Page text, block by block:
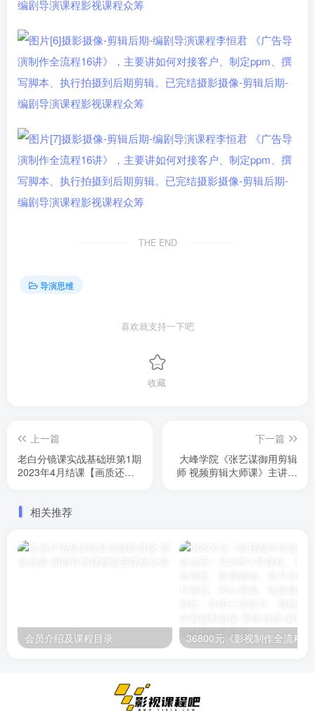
THE END
导演思维
喜欢就支持一下吧
收藏
上一篇
老白分镜课实战基础班第1期
2023年4月结课【画质还行
下一篇
大峰学院《张艺谋御用剪辑
师 视频剪辑大师课》主讲人
相关推荐
会员介绍及课程目录